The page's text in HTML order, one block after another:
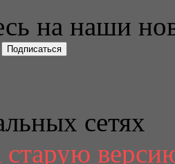
на наши
Подписаться
сетях